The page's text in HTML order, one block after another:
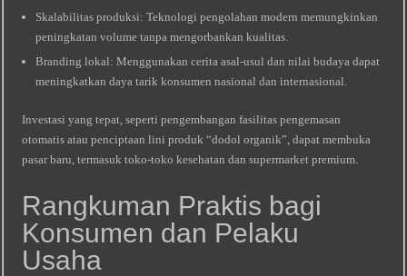
Skalabilitas produksi: Teknologi pengolahan modern memungkinkan
peningkatan volume tanpa mengorbankan kualitas.
Branding lokal: Menggunakan cerita asal‑usul dan nilai budaya dapat
meningkatkan daya tarik konsumen nasional dan internasional.
Investasi yang tepat, seperti pengembangan fasilitas pengemasan
otomatis atau penciptaan lini produk “dodol organik”, dapat membuka
pasar baru, termasuk toko-toko kesehatan dan supermarket premium.
Rangkuman Praktis bagi
Konsumen dan Pelaku
Usaha